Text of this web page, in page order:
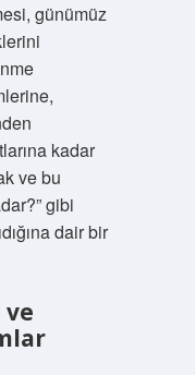
günümüz
kadar
ve bu
gibi
dair bir